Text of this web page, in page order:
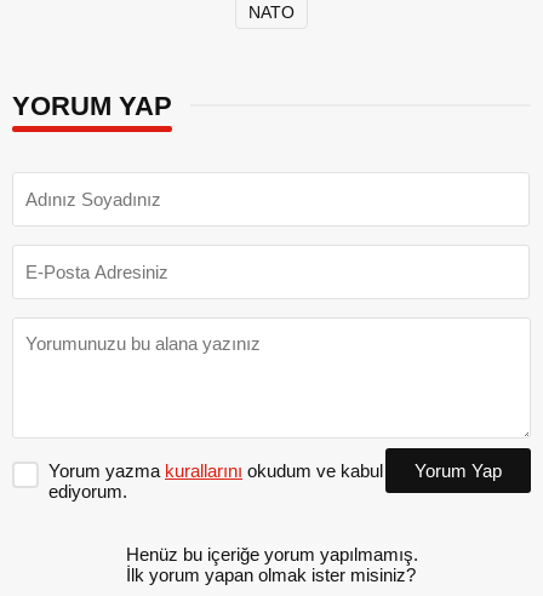
NATO
YORUM YAP
Yorum yazma kurallarını okudum ve kabul
ediyorum.
Yorum Yap
Henüz bu içeriğe yorum yapılmamış.
İlk yorum yapan olmak ister misiniz?